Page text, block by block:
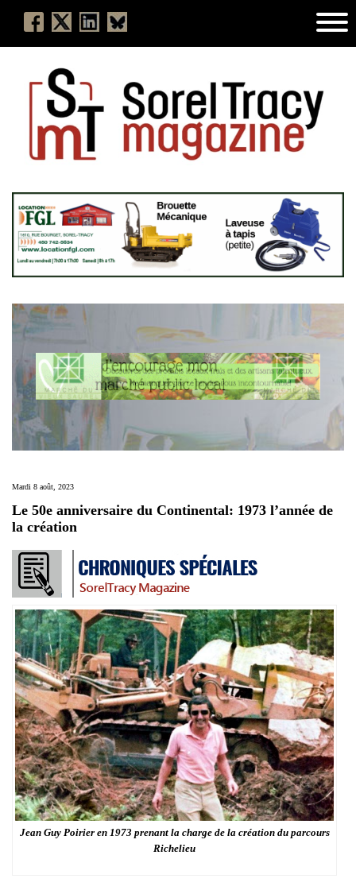
Mardi 8 août, 2023
Le 50e anniversaire du Continental: 1973 l’année de
la création
Jean Guy Poirier en 1973 prenant la charge de la création du parcours
Richelieu